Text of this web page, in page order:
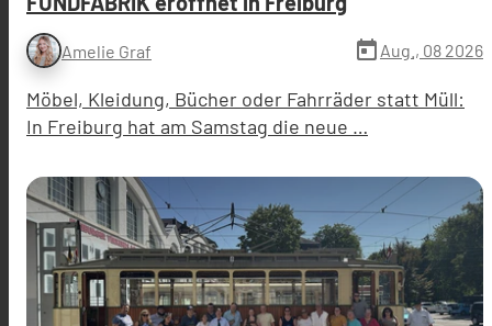
Amelie Graf today Aug., 08 2026
Möbel, Kleidung, Bücher oder Fahrräder statt Müll:
In Freiburg hat am Samstag die neue …